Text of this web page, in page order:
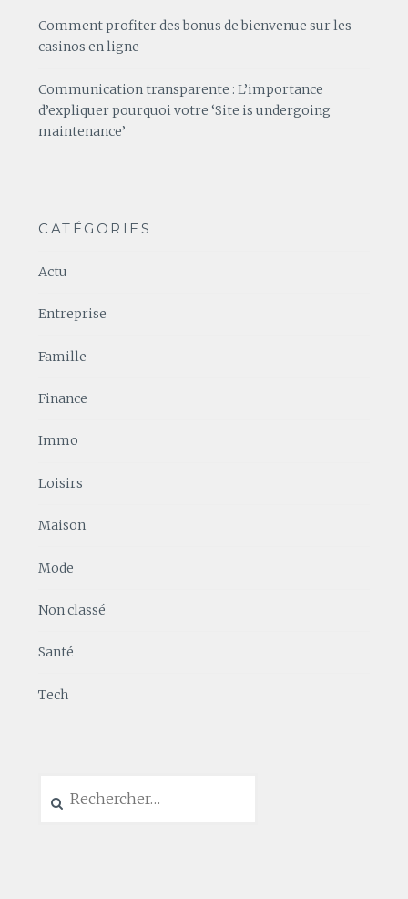
Comment profiter des bonus de bienvenue sur les
casinos en ligne
Communication transparente : L’importance
d’expliquer pourquoi votre ‘Site is undergoing
maintenance’
CATÉGORIES
Actu
Entreprise
Famille
Finance
Immo
Loisirs
Maison
Mode
Non classé
Santé
Tech